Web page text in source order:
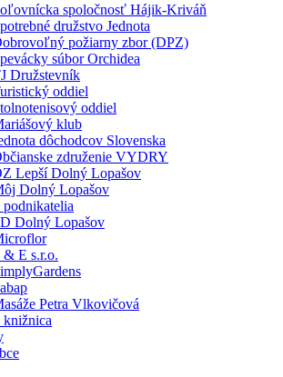
spoločnosť Hájik-Kriváň
družstvo Jednota
požiarny zbor (DPZ)
súbor Orchidea
Družstevník
oddiel
oddiel
klub
dôchodcov Slovenska
združenie VYDRY
Lepší Dolný Lopašov
Dolný Lopašov
Dolný Lopašov
& E s.r.o.
Petra Vlkovičová
knižnica